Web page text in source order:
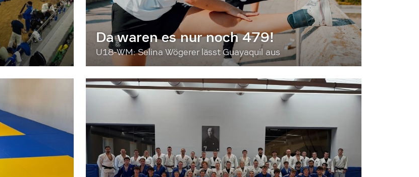
Da waren es nur noch 479!
U18-WM: Selina Wögerer lässt Guayaquil aus